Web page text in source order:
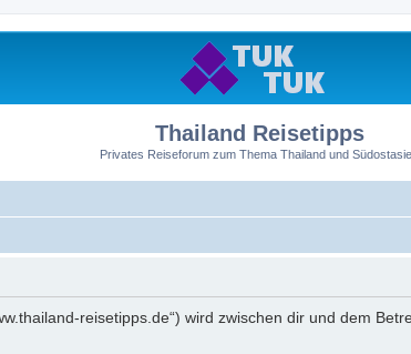
Thailand Reisetipps
Privates Reiseforum zum Thema Thailand und
reisetipps.de“) wird zwischen dir und dem